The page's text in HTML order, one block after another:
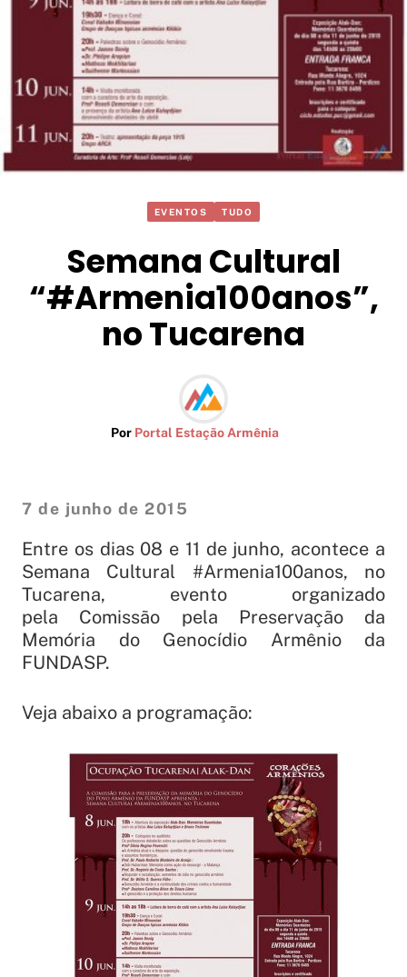
EVENTOS TUDO
Semana Cultural
“#Armenia100anos”,
no Tucarena
Por Portal Estação Armênia
7 de junho de 2015
Entre os dias 08 e 11 de junho, acontece a
Semana Cultural #Armenia100anos, no
Tucarena, evento organizado
pela Comissão pela Preservação da
Memória do Genocídio Armênio da
FUNDASP.
Veja abaixo a programação: